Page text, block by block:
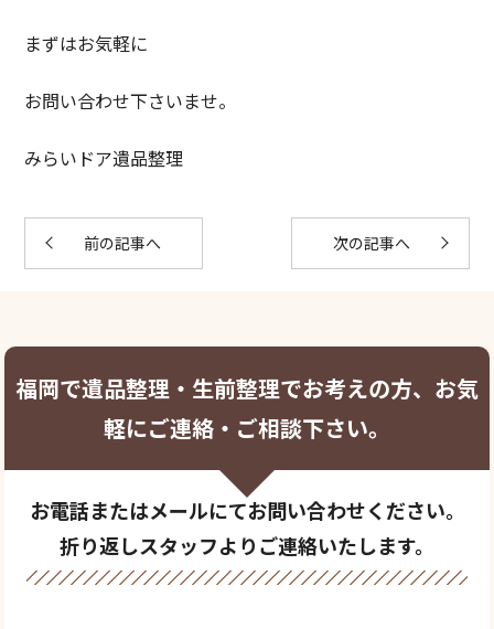
まずはお気軽に
お問い合わせ下さいませ。
みらいドア遺品整理
前の記事へ 次の記事へ
福岡で遺品整理・生前整理でお考えの方、お気
軽にご連絡・ご相談下さい。
お電話またはメールにてお問い合わせください。
折り返しスタッフよりご連絡いたします。